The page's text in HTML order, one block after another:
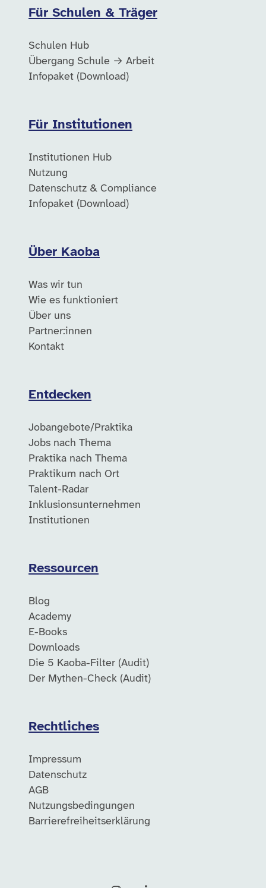
Für Schulen & Träger
Schulen Hub
Übergang Schule → Arbeit
Infopaket (Download)
Für Institutionen
Institutionen Hub
Nutzung
Datenschutz & Compliance
Infopaket (Download)
Über Kaoba
Was wir tun
Wie es funktioniert
Über uns
Partner:innen
Kontakt
Entdecken
Jobangebote/Praktika
Jobs nach Thema
Praktika nach Thema
Praktikum nach Ort
Talent-Radar
Inklusionsunternehmen
Institutionen
Ressourcen
Blog
Academy
E-Books
Downloads
Die 5 Kaoba-Filter (Audit)
Der Mythen-Check (Audit)
Rechtliches
Impressum
Datenschutz
AGB
Nutzungsbedingungen
Barrierefreiheitserklärung